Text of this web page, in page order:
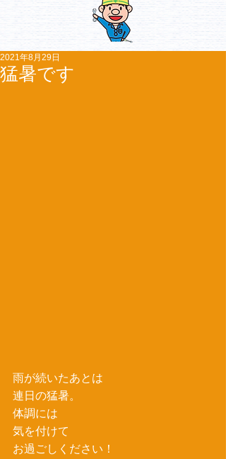
猛暑です
2021年8月29日
雨が続いたあとは
連日の猛暑。
体調には
気を付けて
お過ごしください！